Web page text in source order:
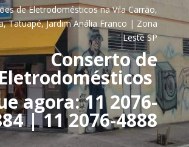
de Eletrodomésticos na Vila Carrão,
Tatuapé, Jardim Anália Franco | Zona
Leste SP
Conserto de
agora:11 2076-
|11 2076-4888